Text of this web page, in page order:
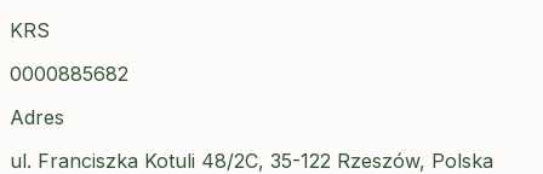
KRS
0000885682
Adres
ul. Franciszka Kotuli 48/2C, 35-122 Rzeszów, Polska